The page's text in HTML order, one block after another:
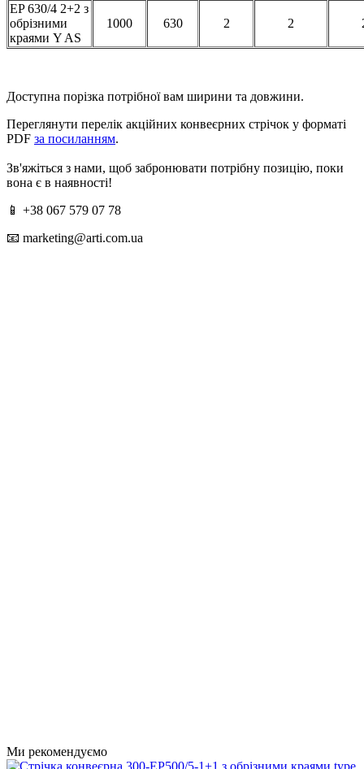
EP 630/4 2+2 з
обрізними
краями Y AS
1000 630 2 2
Доступна порізка потрібної вам ширини та довжини.
Переглянути перелік акційних конвеєрних стрічок у форматі
PDF за посиланням.
Зв'яжіться з нами, щоб забронювати потрібну позицію, поки
вона є в наявності!
📱 +38 067 579 07 78
📧 marketing@arti.com.ua
Ми рекомендуємо